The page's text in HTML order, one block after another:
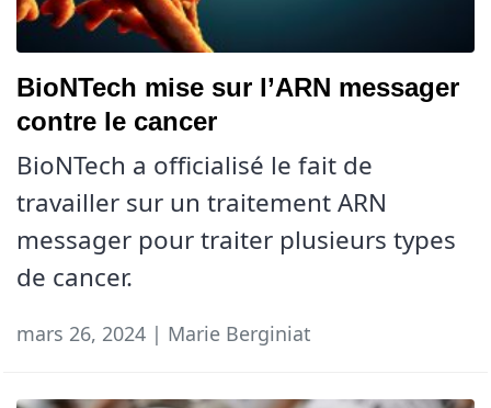
BioNTech mise sur l’ARN messager
contre le cancer
BioNTech a officialisé le fait de
travailler sur un traitement ARN
messager pour traiter plusieurs types
de cancer.
mars 26, 2024 | Marie Berginiat